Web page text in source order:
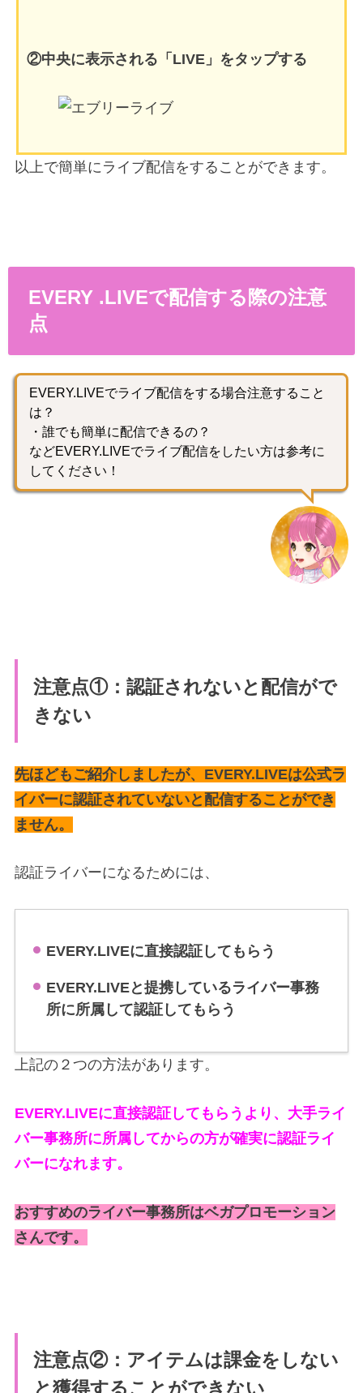
②中央に表示される「LIVE」をタップする
以上で簡単にライブ配信をすることができます。
EVERY .LIVEで配信する際の注意
点
EVERY.LIVEでライブ配信をする場合注意すること
は？
・誰でも簡単に配信できるの？
などEVERY.LIVEでライブ配信をしたい方は参考に
してください！
注意点①：認証されないと配信がで
きない
先ほどもご紹介しましたが、EVERY.LIVEは公式ラ
イバーに認証されていないと配信することができ
ません。
認証ライバーになるためには、
EVERY.LIVEに直接認証してもらう
EVERY.LIVEと提携しているライバー事務
所に所属して認証してもらう
上記の２つの方法があります。
EVERY.LIVEに直接認証してもらうより、大手ライ
バー事務所に所属してからの方が確実に認証ライ
バーになれます。
おすすめのライバー事務所はベガプロモーション
さんです。
注意点②：アイテムは課金をしない
と獲得することができない